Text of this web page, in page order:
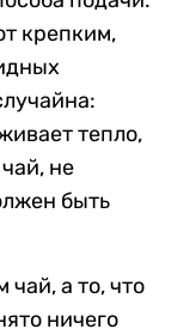
крепким,
тепло,
не
быть
а то, что
ничего